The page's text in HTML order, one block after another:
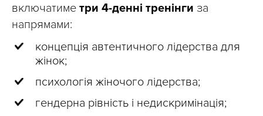
включатиме три 4-денні тренінги за
напрямами:
концепція автентичного лідерства для
жінок;
психологія жіночого лідерства;
гендерна рівність і недискримінація;